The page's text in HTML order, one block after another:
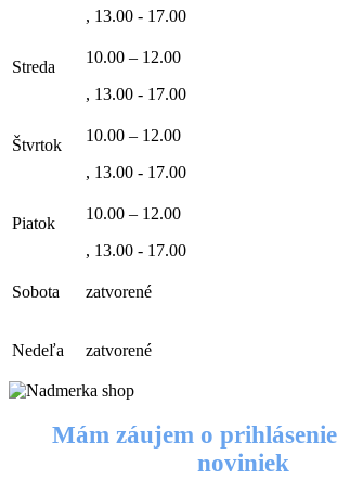
, 13.00 - 17.00
Streda
10.00 – 12.00
, 13.00 - 17.00
Štvrtok
10.00 – 12.00
, 13.00 - 17.00
Piatok
10.00 – 12.00
, 13.00 - 17.00
Sobota zatvorené
Nedeľa zatvorené
Mám záujem o
noviniek